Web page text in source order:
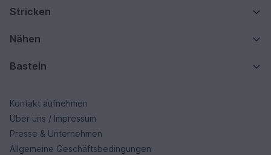
Stricken
Nähen
Basteln
Kontakt aufnehmen
Über uns / Impressum
Presse & Unternehmen
Allgemeine Geschäftsbedingungen